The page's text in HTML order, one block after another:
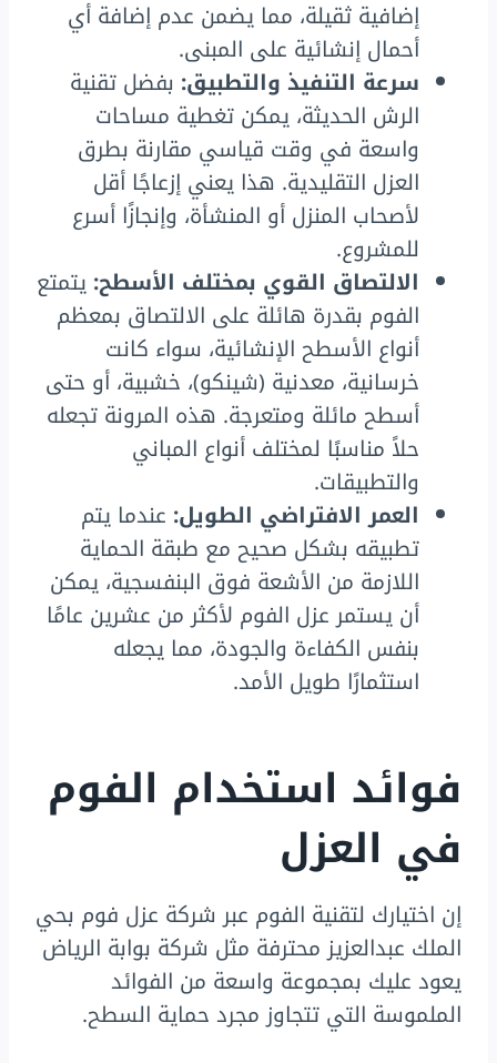
إضافية ثقيلة، مما يضمن عدم إضافة أي
أحمال إنشائية على المبنى.
سرعة التنفيذ والتطبيق: بفضل تقنية
الرش الحديثة، يمكن تغطية مساحات
واسعة في وقت قياسي مقارنة بطرق
العزل التقليدية. هذا يعني إزعاجًا أقل
لأصحاب المنزل أو المنشأة، وإنجازًا أسرع
للمشروع.
الالتصاق القوي بمختلف الأسطح:يتمتع
الفوم بقدرة هائلة على الالتصاق بمعظم
أنواع الأسطح الإنشائية، سواء كانت
خرسانية، معدنية (شينكو)، خشبية، أو حتى
أسطح مائلة ومتعرجة. هذه المرونة تجعله
حلاً مناسبًا لمختلف أنواع المباني
والتطبيقات.
العمر الافتراضي الطويل: عندما يتم
تطبيقه بشكل صحيح مع طبقة الحماية
اللازمة من الأشعة فوق البنفسجية، يمكن
أن يستمر عزل الفوم لأكثر من عشرين عامًا
بنفس الكفاءة والجودة، مما يجعله
استثمارًا طويل الأمد.
فوائد استخدام الفوم
في العزل
إن اختيارك لتقنية الفوم عبر شركة عزل فوم بحي
الملك عبدالعزيز محترفة مثل شركة بوابة الرياض
يعود عليك بمجموعة واسعة من الفوائد
الملموسة التي تتجاوز مجرد حماية السطح.